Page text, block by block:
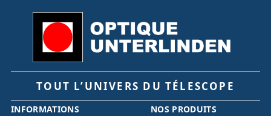
TOUT L’UNIVERS DU TÉLESCOPE
INFORMATIONS NOS PRODUITS